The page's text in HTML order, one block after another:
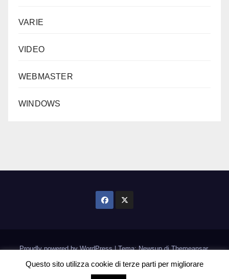
VARIE
VIDEO
WEBMASTER
WINDOWS
Proudly powered by WordPress|Tema: Newsup diThemeansar.
HomeInformativa Cookie
Questo sito utilizza cookie di terze parti per migliorare